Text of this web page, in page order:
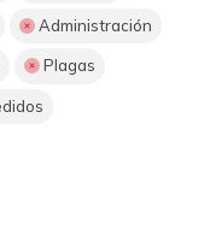
Administración
Plagas